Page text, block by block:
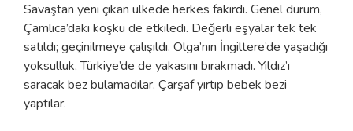
Savaştan yeni çıkan ülkede herkes fakirdi. Genel durum,
Çamlıca’daki köşkü de etkiledi. Değerli eşyalar tek tek
satıldı; geçinilmeye çalışıldı. Olga’nın İngiltere’de yaşadığı
yoksulluk, Türkiye’de de yakasını bırakmadı. Yıldız’ı
saracak bez bulamadılar. Çarşaf yırtıp bebek bezi
yaptılar.